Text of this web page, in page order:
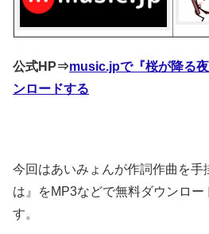
公式HP⇒music.jpで『桜が降る
ンロードする
今回はあいみょんが作詞作曲を手
は』をMP3などで無料ダウンロー
す。